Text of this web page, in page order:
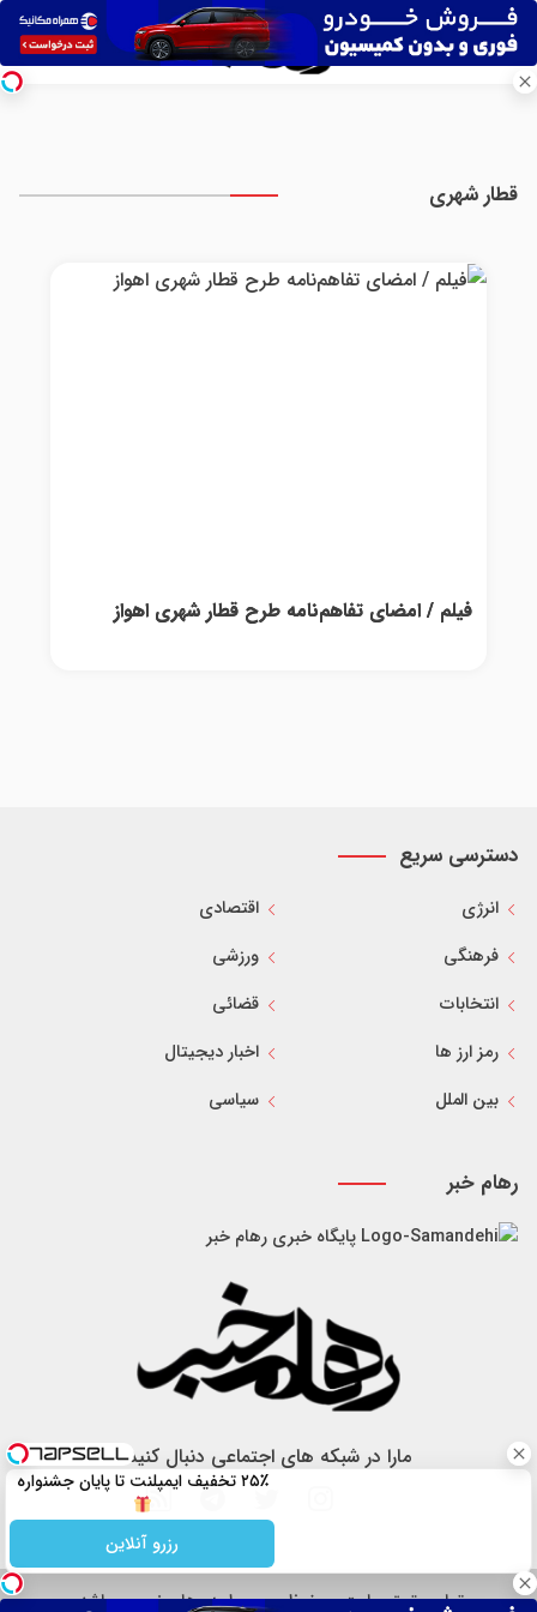
قطار شهری
فیلم / امضای تفاهم‌نامه طرح قطار شهری اهواز
دسترسی سریع
انرژی
اقتصادی
فرهنگی
ورزشی
انتخابات
قضائی
رمز ارز ها
اخبار دیجیتال
بین الملل
سیاسی
رهام خبر
پایگاه خبری رهام خبر
مارا در شبکه های اجتماعی دنبال کنید
تمام حقوق سایت محفوظ و مربوط به رهام خبر می باشد.
۲۵٪ تخفیف ایمپلنت تا پایان جشنواره
رزرو آنلاین